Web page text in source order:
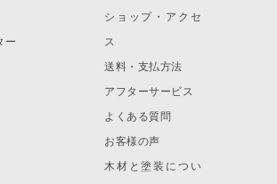
ー
ショップ・アクセ
ス
送料・支払方法
アフターサービス
よくある質問
お客様の声
木材と塗装につい